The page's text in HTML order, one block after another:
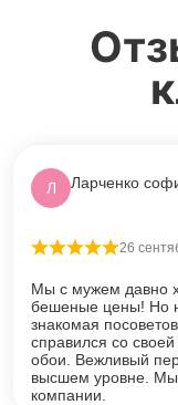
Л Ларченко
Оценка5из 5
26
Мы с мужем давно
бешеные цены! Но
знакомая
справился со
обои. Вежливый
высшем уровне. Мы
компании.